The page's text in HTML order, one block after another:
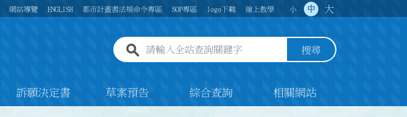
網站導覽 ENGLISH 都市計畫書法規命令專區 SOP專區 logo下載 線上教學 小 中 大
全站查詢關鍵字欄位 搜尋
訴願決定書 草案預告 綜合查詢 相關網站